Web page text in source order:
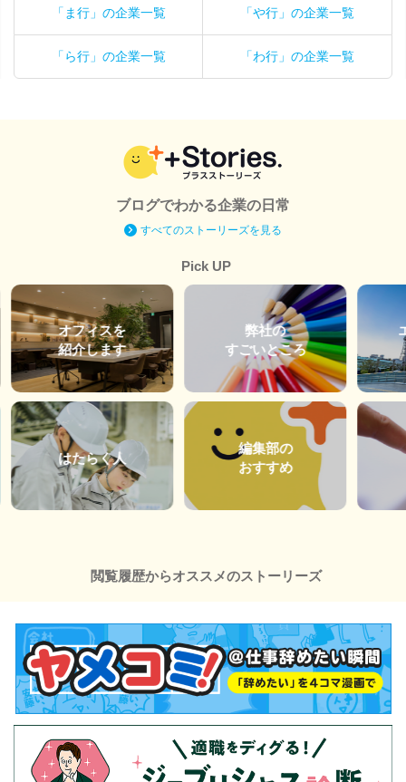
「ま行」の企業一覧 「や行」の企業一覧
「ら行」の企業一覧 「わ行」の企業一覧
ブログでわかる企業の日常
すべてのストーリーズを見る
Pick UP
オフィスを
紹介します
はたらく人
弊社の
すごいところ
編集部の
おすすめ
閲覧履歴からオススメのストーリーズ